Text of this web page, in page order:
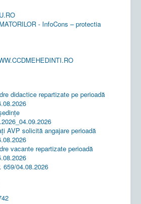
- InfoCons – protectia
didactice repartizate pe perioadă
AVP solicită angajare perioadă
vacante repartizate perioadă
659/04.08.2026